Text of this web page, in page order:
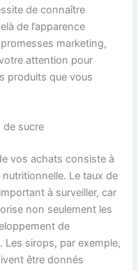
de connaître
de l’apparence
marketing,
attention pour
produits que vous
de sucre
vos achats consiste à
Le taux de
à surveiller, car
non seulement les
de
Les sirops, par exemple,
être donnés